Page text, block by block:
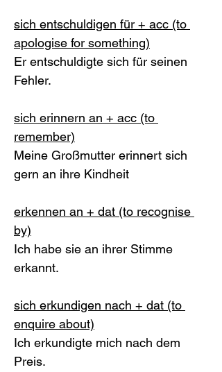
sich entschuldigen für + acc (to
apologise for something)
Er entschuldigte sich für seinen
Fehler.
sich erinnern an + acc (to
remember)
Meine Großmutter erinnert sich
gern an ihre Kindheit
erkennen an + dat (to recognise
by)
Ich habe sie an ihrer Stimme
erkannt.
sich erkundigen nach + dat (to
enquire about)
Ich erkundigte mich nach dem
Preis.